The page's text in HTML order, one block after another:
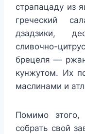
страпацаду из
греческий
дзадзики,
сливочно-
брецеля —
кунжутом. Их
маслинами и
Помимо этого,
собрать свой